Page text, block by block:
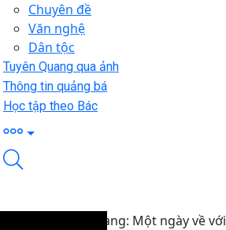
Chuyên đề
Văn nghệ
Dân tộc
Tuyên Quang qua ảnh
Thông tin quảng bá
Học tập theo Bác
Check in Tuyên Quang: Một ngày về với